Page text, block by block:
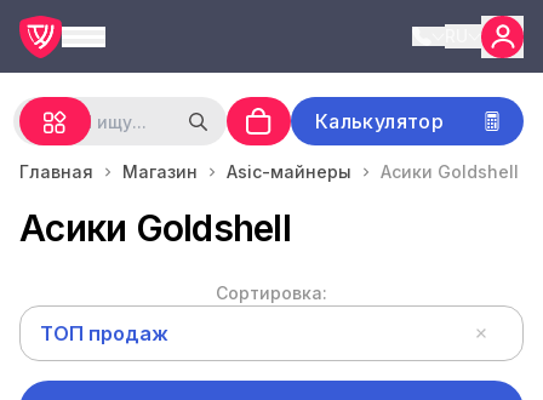
Калькулятор
Главная Магазин Asic-майнеры Асики Goldshell
Асики Goldshell
Сортировка:
ТОП продаж